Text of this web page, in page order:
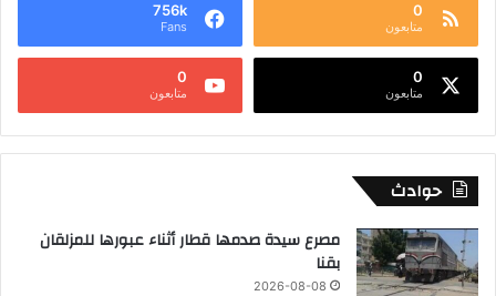
0
متابعون
756k
Fans
0
متابعون
0
متابعون
حوادث
مصرع سيدة صدمها قطار أثناء عبورها للمزلقان
بقنا
2026-08-08